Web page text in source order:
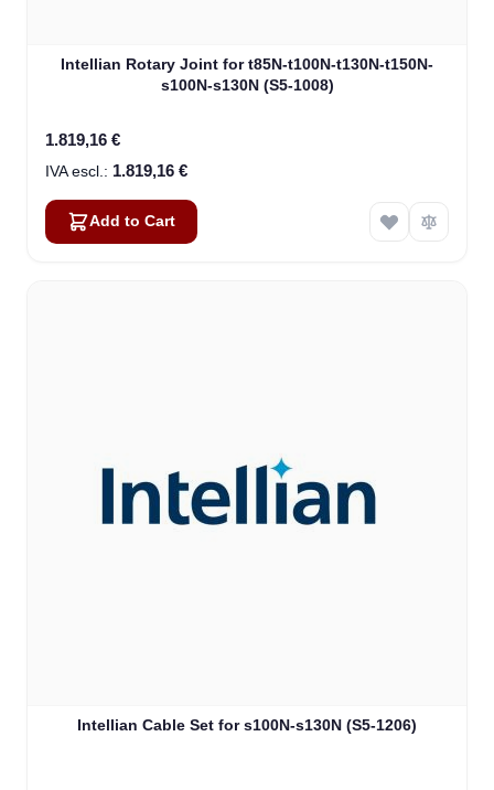
Intellian Rotary Joint for t85N-t100N-t130N-t150N-
s100N-s130N (S5-1008)
1.819,16 €
1.819,16 €
Add to Cart
Intellian Cable Set for s100N-s130N (S5-1206)